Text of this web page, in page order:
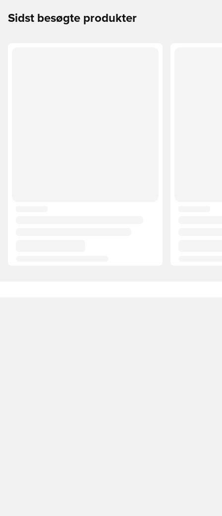
Sidst besøgte produkter